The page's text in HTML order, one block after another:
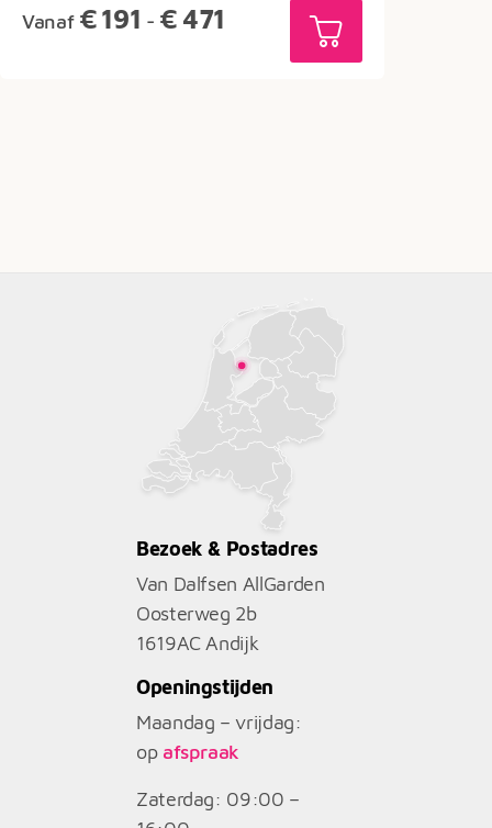
Vanaf €191 - € 471 Prijsklasse:
Bezoek & Postadres
Van Dalfsen AllGarden
Oosterweg 2b
1619AC Andijk
Openingstijden
Maandag – vrijdag:
op afspraak
Zaterdag: 09:00 –